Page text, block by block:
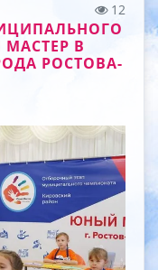
12
В
РОСТОВА-